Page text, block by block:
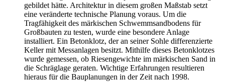
gebildet hätte. Architektur in diesem großen Maßstab setzt
eine veränderte technische Planung voraus. Um die
Tragfähigkeit des märkischen Schwemmsandbodens für
Großbauten zu testen, wurde eine besondere Anlage
installiert. Ein Betonklotz, der an seiner Sohle differenzierte
Keller mit Messanlagen besitzt. Mithilfe dieses Betonklotzes
wurde gemessen, ob Riesengewichte im märkischen Sand in
die Schräglage geraten. Wichtige Erfahrungen resultieren
hieraus für die Bauplanungen in der Zeit nach 1998.